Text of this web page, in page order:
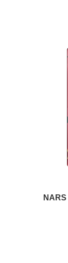
NARS